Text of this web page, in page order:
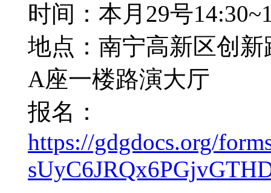
时间：本月29号
地点：南宁高新区创
A座一楼路演大厅
报名：
https://gdgdocs.org/